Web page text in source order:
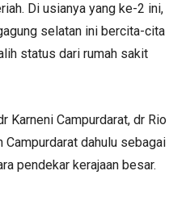
Di usianya yang ke-2 ini,
selatan ini bercita-cita
status dari rumah sakit
Karneni Campurdarat, dr Rio
Campurdarat dahulu sebagai
pendekar kerajaan besar.